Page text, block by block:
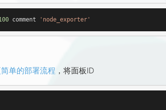
comment 'node_exporter'
单的部署流程 ，将面板ID